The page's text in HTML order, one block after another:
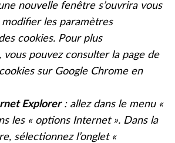
nouvelle fenêtre s’ouvrira vous
les paramètres
cookies. Pour plus
vous pouvez consulter la page de
sur Google Chrome en
Explorer: allez dans le menu «
les « options Internet ». Dans la
sélectionnez l’onglet «